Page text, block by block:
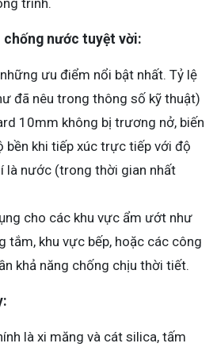
chống nước tuyệt vời:
ưu điểm nổi bật nhất. Tỷ lệ
đã nêu trong thông số kỹ thuật)
10mm không bị trương nở, biến
bền khi tiếp xúc trực tiếp với độ
là nước (trong thời gian nhất
cho các khu vực ẩm ướt như
tắm, khu vực bếp, hoặc các công
khả năng chống chịu thời tiết.
là xi măng và cát silica, tấm